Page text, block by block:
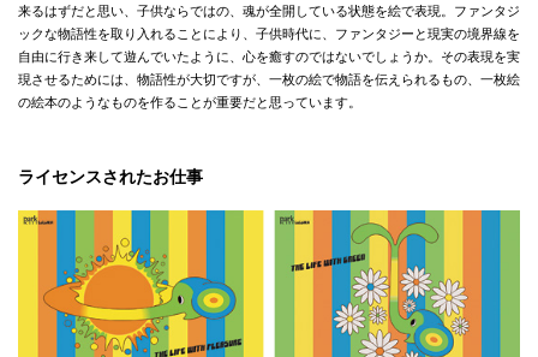
来るはずだと思い、子供ならではの、魂が全開している状態を絵で表現。ファンタジ
ックな物語性を取り入れることにより、子供時代に、ファンタジーと現実の境界線を
自由に行き来して遊んでいたように、心を癒すのではないでしょうか。その表現を実
現させるためには、物語性が大切ですが、一枚の絵で物語を伝えられるもの、一枚絵
の絵本のようなものを作ることが重要だと思っています。
ライセンスされたお仕事